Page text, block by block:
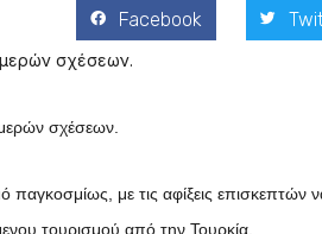
Facebook
σχέσεων.
σχέσεων.
με τις αφίξεις επισκεπτών
τουρισμού από την Τουρκία.